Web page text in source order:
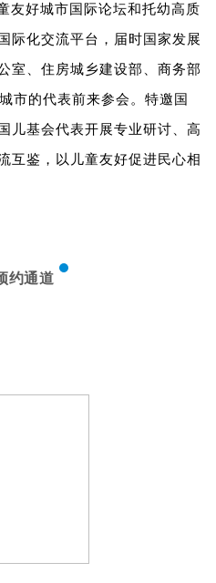
友好城市国际论坛和托幼高质
际化交流平台，届时国家发展
室、住房城乡建设部、商务部
市的代表前来参会。特邀国
儿基会代表开展专业研讨、高
互鉴，以儿童友好促进民心相
约通道